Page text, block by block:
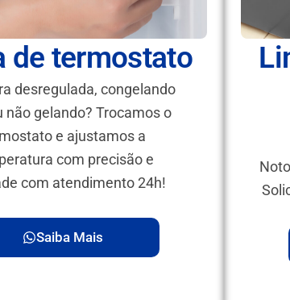
de termostato
desregulada, congelando
não gelando? Trocamos o
e ajustamos a
com precisão e
com atendimento 24h!
Saiba Mais